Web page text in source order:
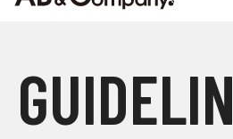
GUIDELIN